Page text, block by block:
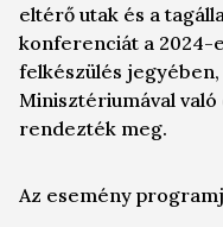
eltérő utak és a
konferenciát a 2024-
felkészülés
Minisztériumával
rendezték meg.
Az esemény